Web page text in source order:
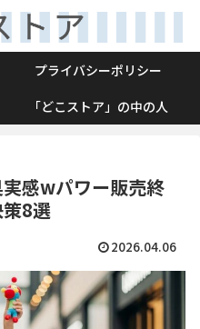
プライバシーポリシー
「どこストア」の中の人
実感wパワー販売終
8選
2026.04.06